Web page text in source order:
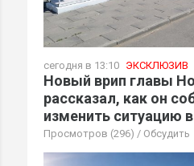
сегодня в 13:10 ЭКСКЛЮЗИВ
Новый врип главы
рассказал, как он
изменить ситуацию
Просмотров (296) / Обсудить